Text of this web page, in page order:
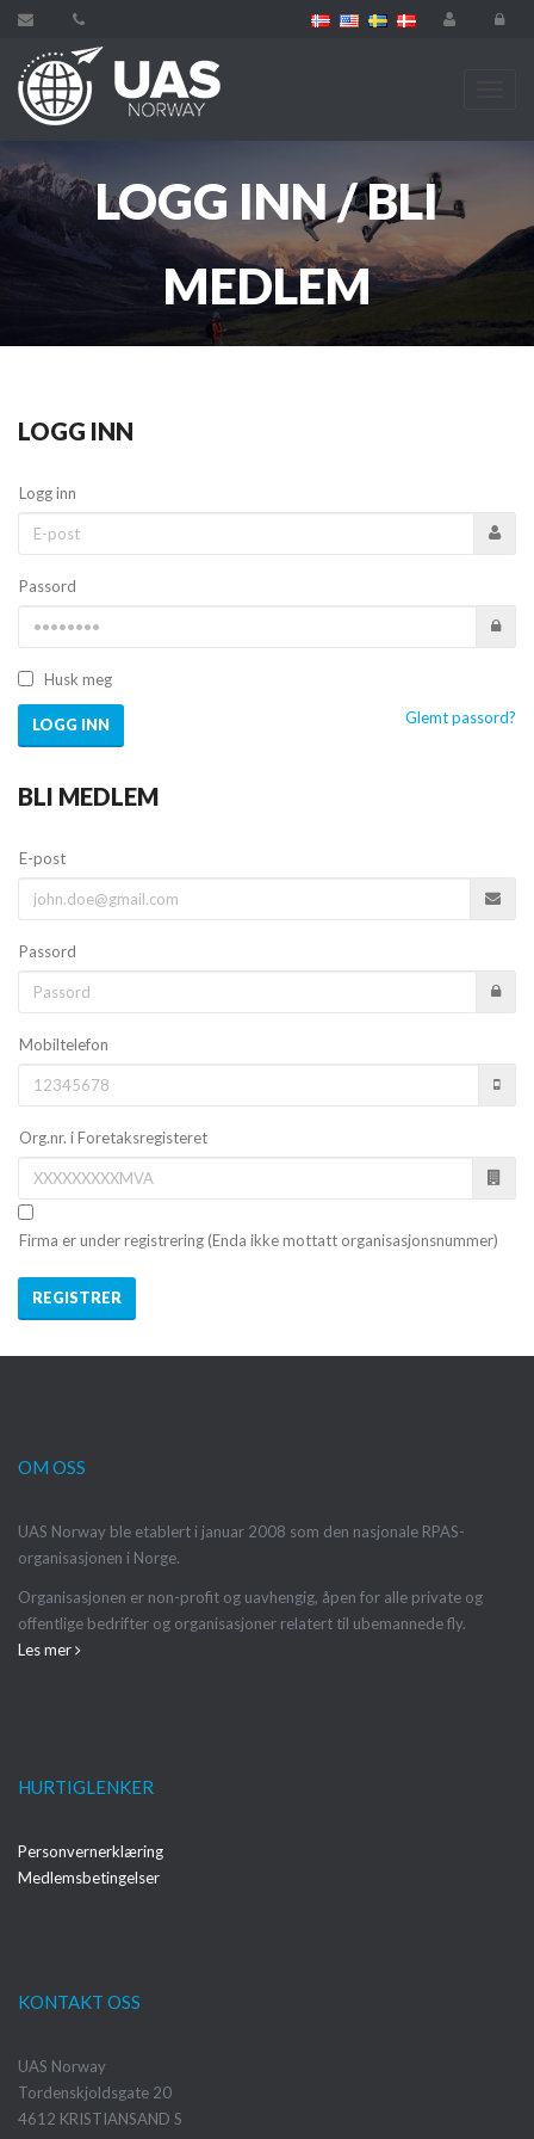
LOGG INN / BLI
MEDLEM
LOGG INN
Logg inn
Passord
Husk meg
LOGG INN Glemt passord?
BLI MEDLEM
E-post
Passord
Mobiltelefon
Org.nr. i Foretaksregisteret
Firma er under registrering (Enda ikke mottatt organisasjonsnummer)
REGISTRER
OM OSS
UAS Norway ble etablert i januar 2008 som den nasjonale RPAS-
organisasjonen i Norge.
Organisasjonen er non-profit og uavhengig, åpen for alle private og
offentlige bedrifter og organisasjoner relatert til ubemannede fly.
Les mer
HURTIGLENKER
Personvernerklæring
Medlemsbetingelser
KONTAKT OSS
UAS Norway
Tordenskjoldsgate 20
4612 KRISTIANSAND S